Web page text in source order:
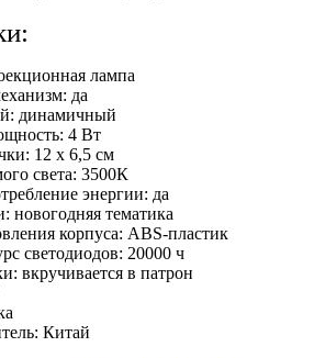
лампа
да
динамичный
4 Вт
12 х 6,5 см
света: 3500К
энергии: да
тематика
корпуса: ABS-пластик
светодиодов: 20000 ч
вкручивается в патрон
Китай